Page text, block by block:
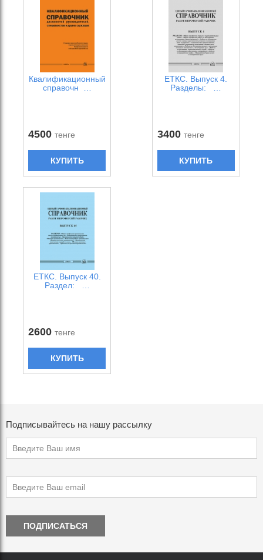
Квалификационный
справочн …
4500тенге
КУПИТЬ
ЕТКС. Выпуск 4.
Разделы: …
3400 тенге
КУПИТЬ
ЕТКС. Выпуск 40.
Раздел: …
2600тенге
КУПИТЬ
Подписывайтесь на нашу рассылку
ПОДПИСАТЬСЯ